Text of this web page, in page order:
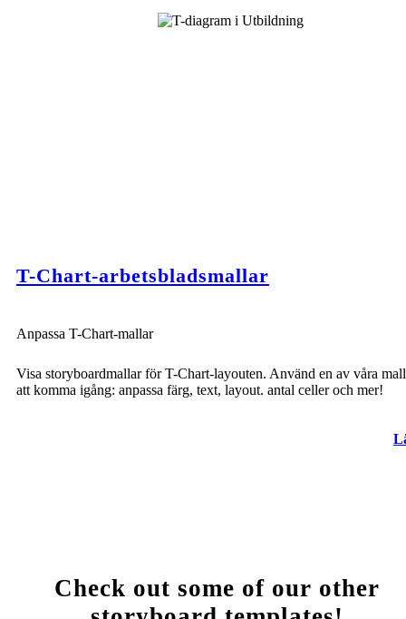
T-Chart-arbetsbladsmallar
Anpassa T-Chart-mallar
Visa storyboardmallar för T-Chart-layouten. Använd en av våra
att komma igång: anpassa färg, text, layout. antal celler och mer!
Check out some of our other